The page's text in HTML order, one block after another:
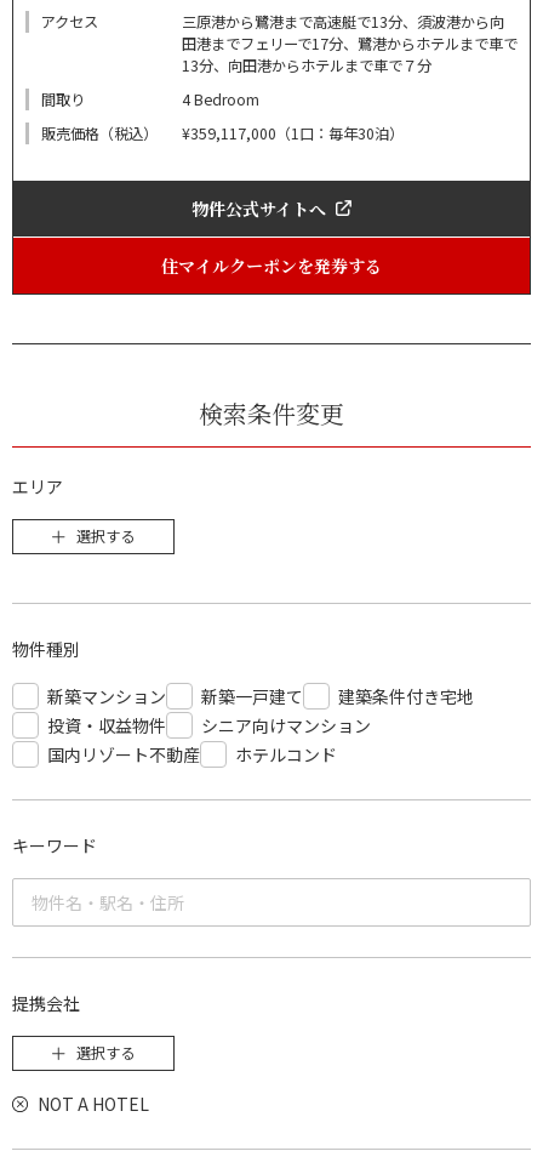
アクセス
三原港から鷺港まで高速艇で13分、須波港から向
田港までフェリーで17分、鷺港からホテルまで車で
13分、向田港からホテルまで車で７分
間取り
4 Bedroom
販売価格（税込）
¥359,117,000（1口：毎年30泊）
物件公式サイトへ
住マイルクーポンを発券する
検索条件変更
エリア
選択する
物件種別
新築マンション
新築一戸建て
建築条件付き宅地
投資・収益物件
シニア向けマンション
国内リゾート不動産
ホテルコンド
キーワード
提携会社
選択する
NOT A HOTEL